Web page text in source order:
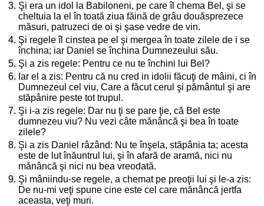
3. Şi era un idol la Babiloneni, pe care îl chema Bel, şi se
cheltuia la el în toată ziua făină de grâu douăsprezece
măsuri, patruzeci de oi şi şase vedre de vin.
4. Şi regele îl cinstea pe el şi mergea în toate zilele de i se
închina; iar Daniel se închina Dumnezeului său.
5. Şi a zis regele: Pentru ce nu te închini lui Bel?
6. Iar el a zis: Pentru că nu cred in idolii făcuţi de mâini, ci în
Dumnezeul cel viu, Care a făcut cerul şi pământul şi are
stăpânire peste tot trupul.
7. Şi i-a zis regele: Dar nu ţi se pare ţie, că Bel este
dumnezeu viu? Nu vezi câte mănâncă şi bea în toate
zilele?
8. Şi a zis Daniel râzând: Nu te înşela, stăpânia ta; acesta
este de lut înăuntrul lui, şi în afară de aramă, nici nu
mănâncă şi nici nu bea vreodată.
9. Şi mâniindu-se regele, a chemat pe preoţii lui şi le-a zis:
De nu-mi veţi spune cine este cel care mănâncă jertfa
aceasta, veţi muri.